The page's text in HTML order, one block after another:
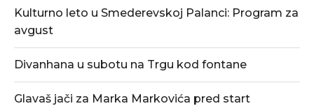
Kulturno leto u Smederevskoj Palanci: Program za
avgust
Divanhana u subotu na Trgu kod fontane
Glavaš jači za Marka Markovića pred start